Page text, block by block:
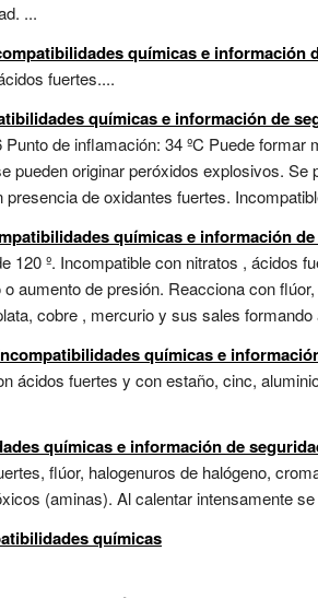
...
químicas e información
fuertes....
químicas e información de
de inflamación: 34 ºC Puede
pueden originar peróxidos explosivos.
presencia de oxidantes fuertes.
químicas e información
120 º. Incompatible con nitratos , ácidos
aumento de presión. Reacciona con
cobre , mercurio y sus sales
químicas e
ácidos fuertes y con estaño, cinc,
químicas e información de
flúor, halogenuros de halógeno,
(aminas). Al calentar intensamente
químicas